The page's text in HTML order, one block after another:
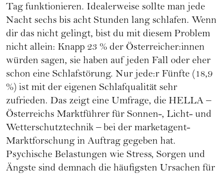
Tag funktionieren. Idealerweise sollte man jede
Nacht sechs bis acht Stunden lang schlafen. Wenn
dir das nicht gelingt, bist du mit diesem Problem
nicht allein: Knapp 23 % der Österreicher:innen
würden sagen, sie haben auf jeden Fall oder eher
schon eine Schlafstörung. Nur jede:r Fünfte (18,9
%) ist mit der eigenen Schlafqualität sehr
zufrieden. Das zeigt eine Umfrage, die HELLA –
Österreichs Marktführer für Sonnen-, Licht- und
Wetterschutztechnik – bei der marketagent-
Marktforschung in Auftrag gegeben hat.
Psychische Belastungen wie Stress, Sorgen und
Ängste sind demnach die häufigsten Ursachen für